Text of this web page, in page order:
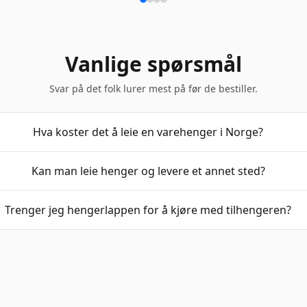
Vanlige spørsmål
Svar på det folk lurer mest på før de bestiller.
Hva koster det å leie en varehenger i Norge?
Kan man leie henger og levere et annet sted?
Trenger jeg hengerlappen for å kjøre med tilhengeren?